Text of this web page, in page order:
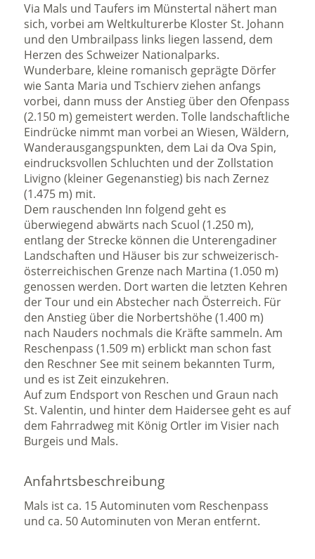
Via Mals und Taufers im Münstertal nähert man
sich, vorbei am Weltkulturerbe Kloster St. Johann
und den Umbrailpass links liegen lassend, dem
Herzen des Schweizer Nationalparks.
Wunderbare, kleine romanisch geprägte Dörfer
wie Santa Maria und Tschierv ziehen anfangs
vorbei, dann muss der Anstieg über den Ofenpass
(2.150 m) gemeistert werden. Tolle landschaftliche
Eindrücke nimmt man vorbei an Wiesen, Wäldern,
Wanderausgangspunkten, dem Lai da Ova Spin,
eindrucksvollen Schluchten und der Zollstation
Livigno (kleiner Gegenanstieg) bis nach Zernez
(1.475 m) mit.
Dem rauschenden Inn folgend geht es
überwiegend abwärts nach Scuol (1.250 m),
entlang der Strecke können die Unterengadiner
Landschaften und Häuser bis zur schweizerisch-
österreichischen Grenze nach Martina (1.050 m)
genossen werden. Dort warten die letzten Kehren
der Tour und ein Abstecher nach Österreich. Für
den Anstieg über die Norbertshöhe (1.400 m)
nach Nauders nochmals die Kräfte sammeln. Am
Reschenpass (1.509 m) erblickt man schon fast
den Reschner See mit seinem bekannten Turm,
und es ist Zeit einzukehren.
Auf zum Endsport von Reschen und Graun nach
St. Valentin, und hinter dem Haidersee geht es auf
dem Fahrradweg mit König Ortler im Visier nach
Burgeis und Mals.
Anfahrtsbeschreibung
Mals ist ca. 15 Autominuten vom Reschenpass
und ca. 50 Autominuten von Meran entfernt.